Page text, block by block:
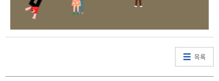
목록